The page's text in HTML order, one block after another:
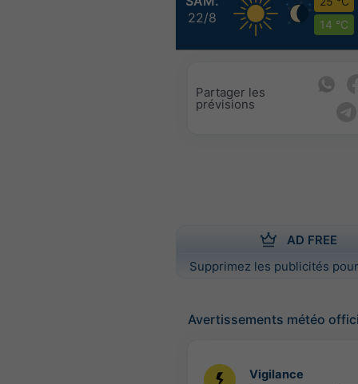
22/8
14 °C
Partager les
prévisions
AD FREE
Supprimez les publicités
Avertissements météo
Vigilance